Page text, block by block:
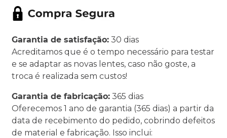
Garantia de satisfação: 30 dias
Acreditamos que é o tempo necessário para testar
e se adaptar as novas lentes, caso não goste, a
troca é realizada sem custos!
Garantia de fabricação: 365 dias
Oferecemos 1 ano de garantia (365 dias) a partir da
data de recebimento do pedido, cobrindo defeitos
de material e fabricação. Isso inclui: